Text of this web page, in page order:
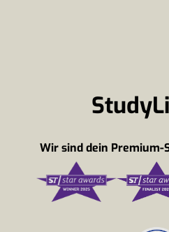
Wir sind dein Premium-